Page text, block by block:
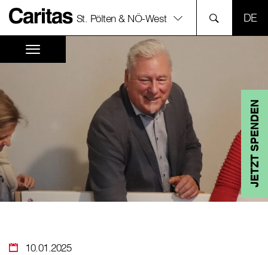
St. Pölten & NÖ-West
JETZT SPENDEN
10.01.2025